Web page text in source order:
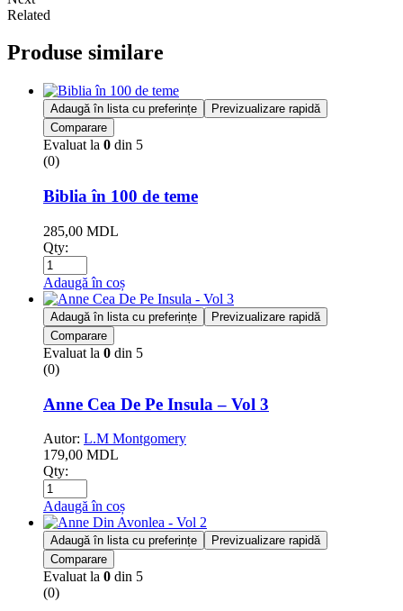
Related
Produse similare
Adaugă în lista cu preferințe
Previzualizare rapidă
Comparare
Evaluat la 0 din 5
(0)
Biblia în 100 de teme
285,00 MDL
Qty:
Adaugă în coș
Adaugă în lista cu preferințe
Previzualizare rapidă
Comparare
Evaluat la 0 din 5
(0)
Anne Cea De Pe Insula – Vol 3
Autor: L.M Montgomery
179,00 MDL
Qty:
Adaugă în coș
Adaugă în lista cu preferințe
Previzualizare rapidă
Comparare
Evaluat la 0 din 5
(0)